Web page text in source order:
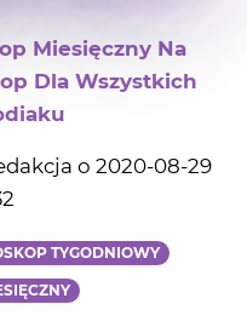
Miesięczny Na
Dla Wszystkich
o 2020-08-29
TYGODNIOWY